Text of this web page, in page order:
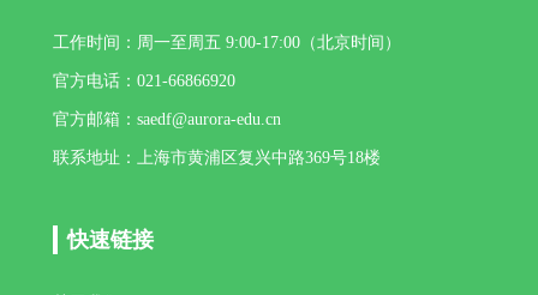
工作时间：周一至周五 9:00-17:00（北京时间）
官方电话：021-66866920
官方邮箱：saedf@aurora-edu.cn
联系地址：上海市黄浦区复兴中路369号18楼
快速链接